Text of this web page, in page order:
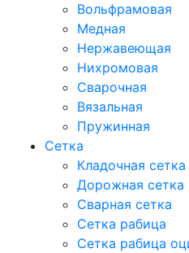
Вольфрамовая
Медная
Нержавеющая
Нихромовая
Сварочная
Вязальная
Пружинная
Сетка
Кладочная сетка
Дорожная сетка
Сварная сетка
Сетка рабица
Сетка рабица